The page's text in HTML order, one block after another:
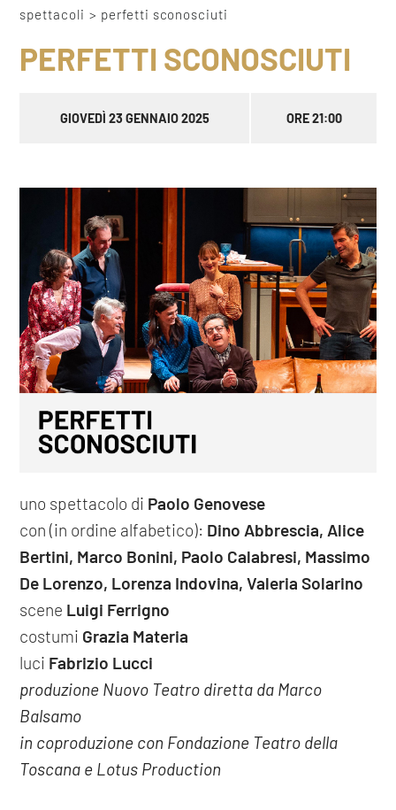
spettacoli > perfetti sconosciuti
PERFETTI SCONOSCIUTI
GIOVEDÌ 23 GENNAIO 2025 ORE 21:00
uno spettacolo di Paolo Genovese
con (in ordine alfabetico): Dino Abbrescia, Alice
Bertini, Marco Bonini, Paolo Calabresi, Massimo
De Lorenzo, Lorenza Indovina, Valeria Solarino
scene Luigi Ferrigno
costumi Grazia Materia
luci Fabrizio Lucci
produzione Nuovo Teatro diretta da Marco
Balsamo
in coproduzione con Fondazione Teatro della
Toscana e Lotus Production